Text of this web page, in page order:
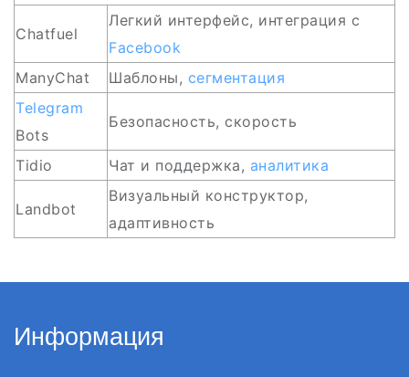
Chatfuel
Легкий интерфейс, интеграция с
Facebook
ManyChat
Шаблоны, сегментация
Telegram
Bots
Безопасность, скорость
Tidio Чат и поддержка, аналитика
Landbot
Визуальный конструктор,
адаптивность
Информация